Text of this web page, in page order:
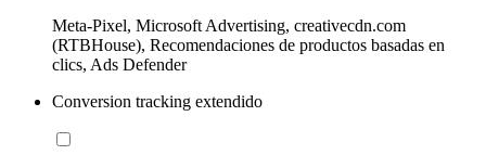
Meta-Pixel, Microsoft Advertising, creativecdn.com
(RTBHouse), Recomendaciones de productos basadas en
clics, Ads Defender
Conversion tracking extendido